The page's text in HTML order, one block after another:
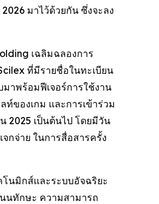
มาไว้ด้วยกัน ซึ่งจะลง
เฉลิมฉลองการ
ที่มีรายชื่อในทะเบียน
าพร้อมฟีเจอร์การใช้งาน
ท์ของเกม และการเข้าร่วม
2025 เป็นต้นไป โดยมีวัน
กจ่าย ในการสื่อสารครั้ง
นมิกส์และระบบอัจฉริยะ
นทักษะ ความสามารถ